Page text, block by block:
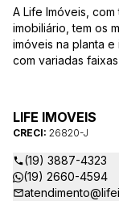
A Life Imóveis,
imobiliário, tem os
imóveis na planta
com variadas
as suas dúvidas
comerciais e outros
LIFE IMOVEIS
CRECI: 26820-J
(19) 3887-4323
(19) 2660-4594